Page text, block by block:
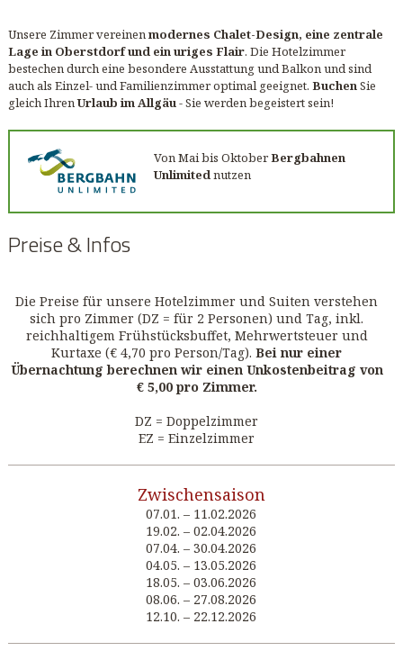
Unsere Zimmer vereinenmodernes Chalet-Design, eine zentrale
Lage in Oberstdorf und ein uriges Flair. Die Hotelzimmer
bestechen durch eine besondere Ausstattung und Balkon und sind
auch als Einzel- und Familienzimmer optimal geeignet. BuchenSie
gleich IhrenUrlaub im Allgäu- Sie werden begeistert sein!
Von Mai bis OktoberBergbahnen
Unlimitednutzen
Preise & Infos
Die Preise für unsere Hotelzimmer und Suiten verstehen
sich pro Zimmer (DZ = für 2 Personen) und Tag, inkl.
reichhaltigem Frühstücksbuffet, Mehrwertsteuer und
Kurtaxe (€ 4,70 pro Person/Tag).Bei nur einer
Übernachtung berechnen wir einen Unkostenbeitrag von
€ 5,00 pro Zimmer.
DZ = Doppelzimmer
EZ = Einzelzimmer
Zwischensaison
07.01. – 11.02.2026
19.02. – 02.04.2026
07.04. – 30.04.2026
04.05. – 13.05.2026
18.05. – 03.06.2026
08.06. – 27.08.2026
12.10. – 22.12.2026